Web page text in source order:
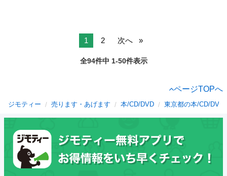
1 2 次へ
全94件中 1-50件表示
ページTOPへ
ジモティー 売ります・あげます 本/CD/DVD 東京都の本/CD/DVD